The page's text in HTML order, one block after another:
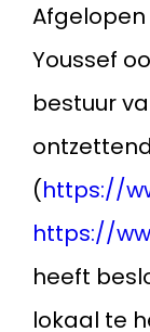
Youssef
bestuur
(https://
https://
heeft
lokaal te